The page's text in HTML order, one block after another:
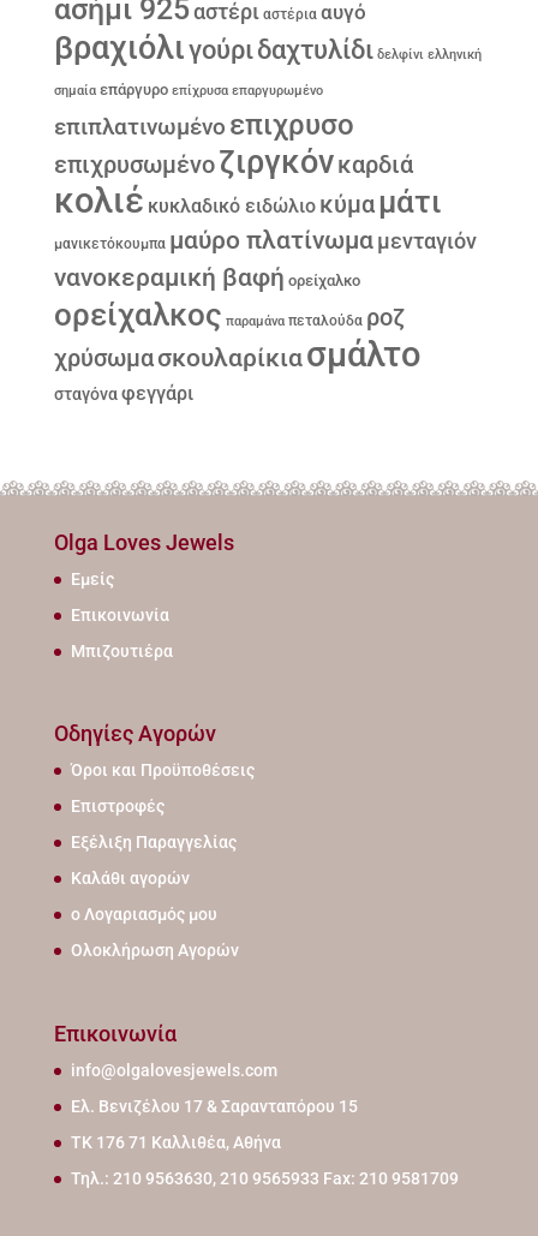
ασήμι 925αστέρι αστέρια αυγό
βραχιόλιγούριδαχτυλίδι δελφίνι ελληνική
σημαία επάργυρο επίχρυσα επαργυρωμένο
επιπλατινωμένο επιχρυσο
επιχρυσωμένοζιργκόνκαρδιά
κολιέ κυκλαδικό ειδώλιο κύμα μάτι
μανικετόκουμπα μαύρο πλατίνωμα μενταγιόν
νανοκεραμική βαφή ορείχαλκο
ορείχαλκος παραμάνα πεταλούδα ροζ
χρύσωμασκουλαρίκιασμάλτο
σταγόνα φεγγάρι
Olga Loves Jewels
Εμείς
Επικοινωνία
Μπιζουτιέρα
Οδηγίες Αγορών
Όροι και Προϋποθέσεις
Επιστροφές
Εξέλιξη Παραγγελίας
Καλάθι αγορών
ο Λογαριασμός μου
Ολοκλήρωση Αγορών
Επικοινωνία
info@olgalovesjewels.com
Ελ. Βενιζέλου 17 & Σαρανταπόρου 15
ΤΚ 176 71 Καλλιθέα, Αθήνα
Τηλ.: 210 9563630, 210 9565933 Fax: 210 9581709